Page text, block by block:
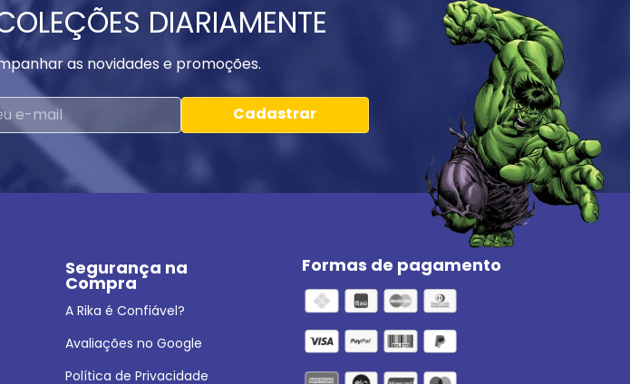
DIARIAMENTE
as novidades e promoções.
Cadastrar
Segurança na
Compra
A Rika é Confiável?
Avaliações no Google
Política de Privacidade
Formas de pagamento